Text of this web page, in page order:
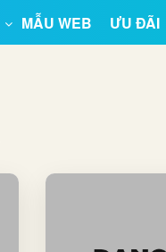
MẪU WEB ƯU ĐÃI